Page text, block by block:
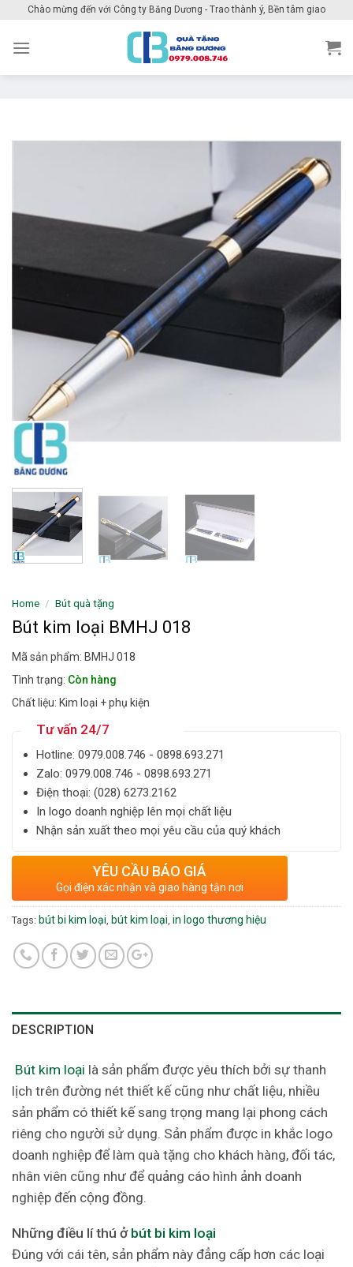
content
Chào mừng đến với Công ty Băng Dương - Trao thành ý, Bền tâm giao
Home / Bút quà tặng
Bút kim loại BMHJ 018
Mã sản phẩm: BMHJ 018
Tình trạng: Còn hàng
Chất liệu: Kim loại + phụ kiện
Tư vấn 24/7
Hotline: ‎0979.008.746 - 0898.693.271
Zalo: ‎‎0979.008.746 - 0898.693.271
Điện thoại: ‎(028) 6273.2162
In logo doanh nghiệp lên mọi chất liệu
Nhận sản xuất theo mọi yêu cầu của quý khách
YÊU CẦU BÁO GIÁ
Gọi điện xác nhận và giao hàng tận nơi
Tags: bút bi kim loại, bút kim loại, in logo thương hiệu
DESCRIPTION
Bút kim loại là sản phẩm được yêu thích bởi sự thanh
lịch trên đường nét thiết kế cũng như chất liệu, nhiều
sản phẩm có thiết kế sang trọng mang lại phong cách
riêng cho người sử dụng. Sản phẩm được in khắc logo
doanh nghiệp để làm quà tặng cho khách hàng, đối tác,
nhân viên cũng như để quảng cáo hình ảnh doanh
nghiệp đến cộng đồng.
Những điều lí thú ở bút bi kim loại
Đúng với cái tên, sản phẩm này đẳng cấp hơn các loại